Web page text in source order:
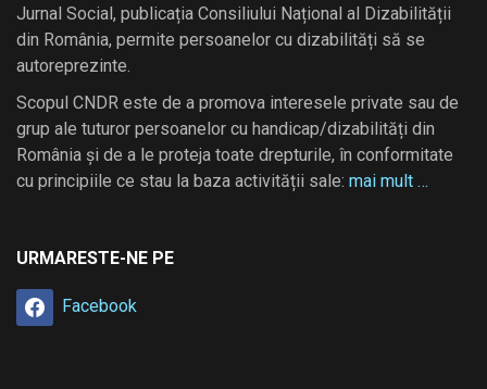
Jurnal Social, publicația Consiliului Național al Dizabilității
din România, permite persoanelor cu dizabilități să se
autoreprezinte.
Scopul CNDR este de a promova interesele private sau de
grup ale tuturor persoanelor cu handicap/dizabilități din
România și de a le proteja toate drepturile, în conformitate
cu principiile ce stau la baza activității sale: mai mult …
URMARESTE-NE PE
Facebook